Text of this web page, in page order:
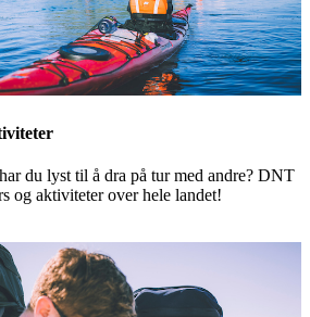
du lyst til å dra på tur med andre? DNT
og aktiviteter over hele landet!